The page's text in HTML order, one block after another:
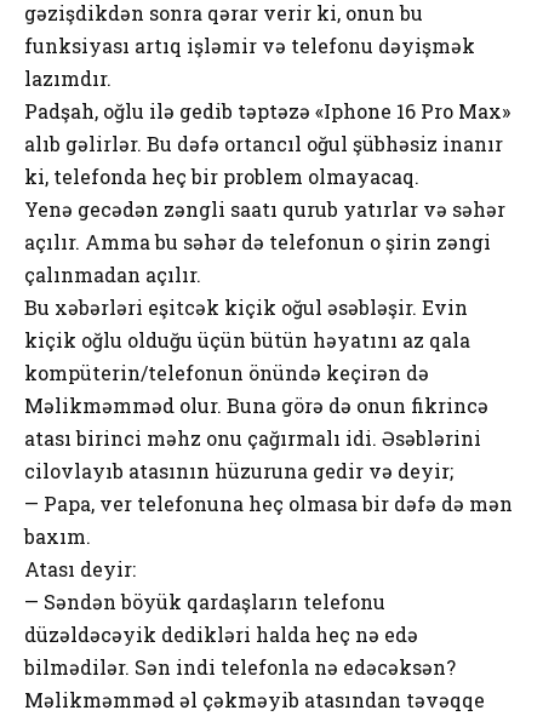
gəzişdikdən sonra qərar verir ki, onun bu
funksiyası artıq işləmir və telefonu dəyişmək
lazımdır.
Padşah, oğlu ilə gedib təptəzə «Iphone 16 Pro Max»
alıb gəlirlər. Bu dəfə ortancıl oğul şübhəsiz inanır
ki, telefonda heç bir problem olmayacaq.
Yenə gecədən zəngli saatı qurub yatırlar və səhər
açılır. Amma bu səhər də telefonun o şirin zəngi
çalınmadan açılır.
Bu xəbərləri eşitcək kiçik oğul əsəbləşir. Evin
kiçik oğlu olduğu üçün bütün həyatını az qala
kompüterin/telefonun önündə keçirən də
Məlikməmməd olur. Buna görə də onun fikrincə
atası birinci məhz onu çağırmalı idi. Əsəblərini
cilovlayıb atasının hüzuruna gedir və deyir;
— Papa, ver telefonuna heç olmasa bir dəfə də mən
baxım.
Atası deyir:
— Səndən böyük qardaşların telefonu
düzəldəcəyik dedikləri halda heç nə edə
bilmədilər. Sən indi telefonla nə edəcəksən?
Məlikməmməd əl çəkməyib atasından təvəqqe